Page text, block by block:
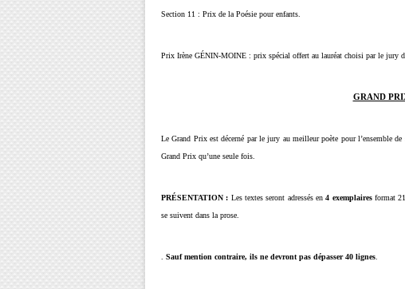
Section 11 : Prix de la Poésie pour enfants.
Prix Irène GÉNIN-MOINE : prix spécial offert au lauréat choisi par le jury
GRAND
Le Grand Prix est décerné par le jury au meilleur poète pour l’ensemble
Grand Prix qu’une seule fois.
PRÉSENTATION : Les textes seront adressés en4 exemplairesformat
se suivent dans la prose.
. Sauf mention contraire, ils ne devront pas dépasser 40 lignes.